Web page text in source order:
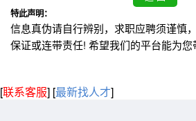
特此声明：
信息真伪请自行辨别，求职应聘须谨慎
保证或连带责任! 希望我们的平台能为您
[联系客服] [最新找人才]